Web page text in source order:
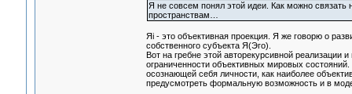
Я не совсем понял этой идеи. Как можно
пространствам…
Яi - это объективная проекция. Я же говорю о
собственного субъекта Я(Эго).
Вот на гребне этой авторекурсивной реализации
ограниченности объективных мировых
осознающей себя личности, как наиболее
предусмотреть формальную возможность и в